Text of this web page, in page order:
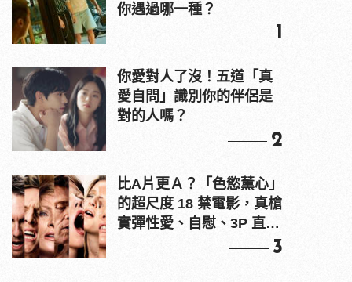
你遇過哪一種？
1
你愛對人了沒！五道「真
愛自問」識別你的伴侶是
對的人嗎？
2
比A片更Ａ？「色慾薰心」
的超尺度 18 禁電影，真槍
實彈性愛、自慰、3P 直接
3